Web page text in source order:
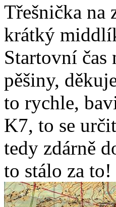
Třešnička na
krátký
Startovní čas
pěšiny,
to rychle,
K7, to se
tedy zdárně
to stálo za to!